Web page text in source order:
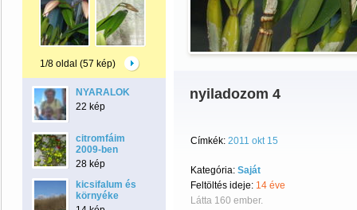
1/8 oldal (57 kép)
NYARALOK
22 kép
citromfáim
2009-ben
28 kép
kicsifalum és
környéke
nyiladozom 4
Címkék: 2011 okt 15
Kategória: Saját
Feltöltés ideje: 14 éve
Látta 160 ember.